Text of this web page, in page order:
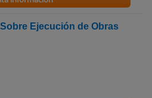
Ejecución de Obras